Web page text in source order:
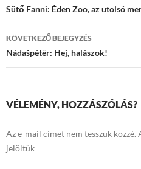
navigációja
Sütő Fanni: Éden Zoo, az utolsó
KÖVETKEZŐ BEJEGYZÉS
Nádašpétër: Hej, halászok!
VÉLEMÉNY, HOZZÁSZÓLÁS?
Az e-mail címet nem tesszük közzé.
jelöltük